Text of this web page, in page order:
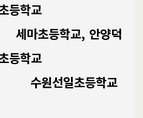
초등학교
세마초등학교, 안양덕
초등학교
수원선일초등학교